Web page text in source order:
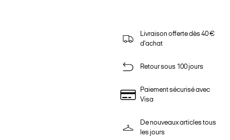
Livraison offerte dès 40 €
d'achat
Retour sous 100 jours
Paiement sécurisé avec
Visa
De nouveaux articles tous
les jours